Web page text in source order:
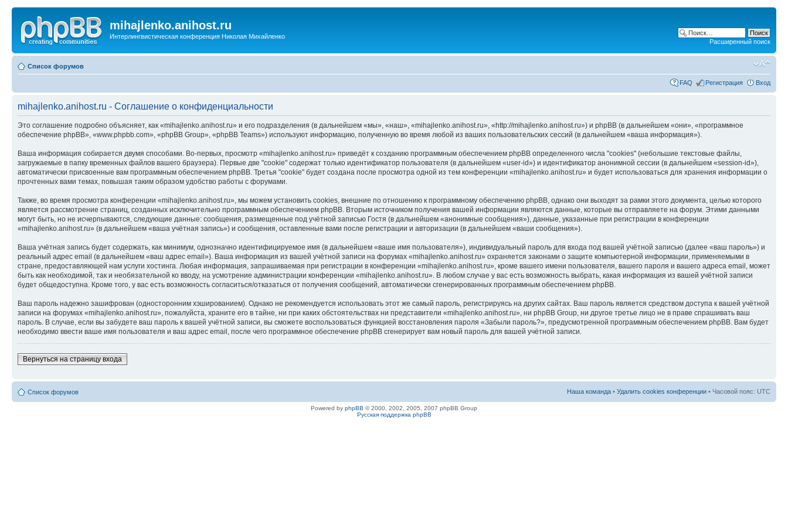
mihajlenko.anihost.ru
Интерлингвистическая конференция Николая Михайленко
Расширенный поиск
Список форумов
FAQ Регистрация Вход
mihajlenko.anihost.ru - Соглашение о конфиденциальности
Это соглашение подробно объясняет, как «mihajlenko.anihost.ru» и его подразделения (в дальнейшем «мы», «наш», «mihajlenko.anihost.ru», «http://mihajlenko.anihost.ru») и phpBB (в дальнейшем «они», «программное
обеспечение phpBB», «www.phpbb.com», «phpBB Group», «phpBB Teams») используют информацию, полученную во время любой из ваших пользовательских сессий (в дальнейшем «ваша информация»).
Ваша информация собирается двумя способами. Во-первых, просмотр «mihajlenko.anihost.ru» приведёт к созданию программным обеспечением phpBB определенного числа "cookies" (небольшие текстовые файлы,
загружаемые в папку временных файлов вашего браузера). Первые две "cookie" содержат только идентификатор пользователя (в дальнейшем «user-id») и идентификатор анонимной сессии (в дальнейшем «session-id»),
автоматически присвоенные вам программным обеспечением phpBB. Третья "cookie" будет создана после просмотра одной из тем конференции «mihajlenko.anihost.ru» и будет использоваться для хранения информации о
прочтенных вами темах, повышая таким образом удобство работы с форумами.
Также, во время просмотра конференции «mihajlenko.anihost.ru», мы можем установить cookies, внешние по отношению к программному обеспечению phpBB, однако они выходят за рамки этого документа, целью которого
является рассмотрение страниц, созданных исключительно программным обеспечением phpBB. Вторым источником получения вашей информации являются данные, которые вы отправляете на форум. Этими данными
могут быть, но не исчерпываются, следующие данные: сообщения, размещенные под учётной записью Гостя (в дальнейшем «анонимные сообщения»), данные, указанные при регистрации в конференции
«mihajlenko.anihost.ru» (в дальнейшем «ваша учётная запись») и сообщения, оставленные вами после регистрации и авторизации (в дальнейшем «ваши сообщения»).
Ваша учётная запись будет содержать, как минимум, однозначно идентифицируемое имя (в дальнейшем «ваше имя пользователя»), индивидуальный пароль для входа под вашей учётной записью (далее «ваш пароль») и
реальный адрес email (в дальнейшем «ваш адрес email»). Ваша информация из вашей учётной записи на форумах «mihajlenko.anihost.ru» охраняется законами о защите компьютерной информации, применяемыми в
стране, предоставляющей нам услуги хостинга. Любая информация, запрашиваемая при регистрации в конференции «mihajlenko.anihost.ru», кроме вашего имени пользователя, вашего пароля и вашего адреса email, может
быть как необходимой, так и необязательной ко вводу, на усмотрение администрации конференции «mihajlenko.anihost.ru». В любом случае у вас есть возможность выбрать, какая информация из вашей учётной записи
будет общедоступна. Кроме того, у вас есть возможность согласиться/отказаться от получения сообщений, автоматически сгенерированных программным обеспечением phpBB.
Ваш пароль надежно зашифрован (односторонним хэшированием). Однако не рекомендуется использовать этот же самый пароль, регистрируясь на других сайтах. Ваш пароль является средством доступа к вашей учётной
записи на форумах «mihajlenko.anihost.ru», пожалуйста, храните его в тайне, ни при каких обстоятельствах ни представители «mihajlenko.anihost.ru», ни phpBB Group, ни другое третье лицо не в праве спрашивать ваш
пароль. В случае, если вы забудете ваш пароль к вашей учётной записи, вы сможете воспользоваться функцией восстановления пароля «Забыли пароль?», предусмотренной программным обеспечением phpBB. Вам будет
необходимо ввести ваше имя пользователя и ваш адрес email, после чего программное обеспечение phpBB сгенерирует вам новый пароль для вашей учётной записи.
Вернуться на страницу входа
Список форумов Наша команда • Удалить cookies конференции • Часовой пояс: UTC
Powered by phpBB © 2000, 2002, 2005, 2007 phpBB Group
Русская поддержка phpBB